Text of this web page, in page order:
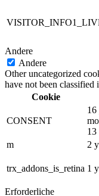
Andere
Andere
Other uncategorized
have not been classified
Cookie
CONSENT
16
13
m 2
trx_addons_is_retina 1
Erforderliche